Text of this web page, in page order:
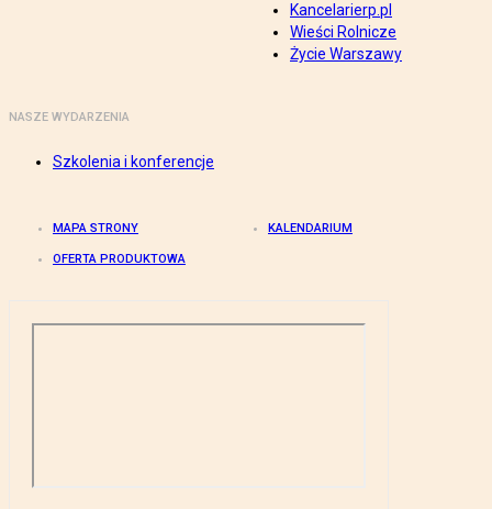
Kancelarierp.pl
Wieści Rolnicze
Życie Warszawy
NASZE WYDARZENIA
Szkolenia i konferencje
MAPA STRONY KALENDARIUM
OFERTA PRODUKTOWA